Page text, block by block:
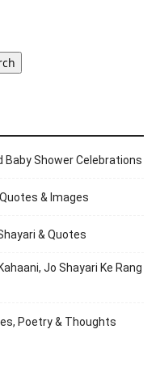
Shower Celebrations
& Images
& Quotes
Jo Shayari Ke Rang
Poetry & Thoughts